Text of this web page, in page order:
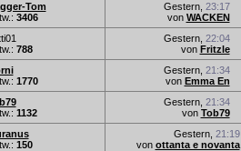
Tom
3406
Gestern, 23:17
von WACKEN
788
Gestern, 22:04
von Fritzle
1770
Gestern, 21:34
von Emma En
1132
Gestern, 21:34
von Tob79
150
Gestern, 21:19
von ottanta e novanta